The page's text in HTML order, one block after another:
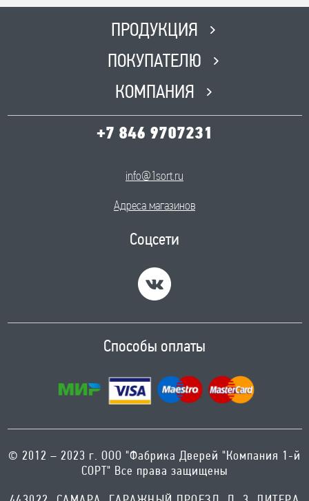
ПРОДУКЦИЯ
ПОКУПАТЕЛЮ
КОМПАНИЯ
+7 846 9707231
info@1sort.ru
Адреса магазинов
Соцсети
Способы оплаты
© 2012 – 2023 г. ООО "Фабрика Дверей "Компания 1-й
СОРТ" Все права защищены